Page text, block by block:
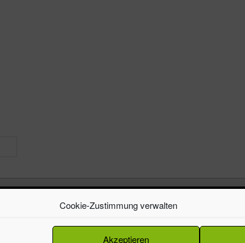
Cookie-Zustimmung verwalten
Akzeptieren